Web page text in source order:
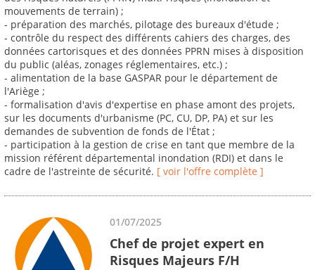
mouvements de terrain) ;
- préparation des marchés, pilotage des bureaux d'étude ;
- contrôle du respect des différents cahiers des charges, des
données cartorisques et des données PPRN mises à disposition
du public (aléas, zonages réglementaires, etc.) ;
- alimentation de la base GASPAR pour le département de
l'Ariège ;
- formalisation d'avis d'expertise en phase amont des projets,
sur les documents d'urbanisme (PC, CU, DP, PA) et sur les
demandes de subvention de fonds de l'État ;
- participation à la gestion de crise en tant que membre de la
mission référent départemental inondation (RDI) et dans le
cadre de l'astreinte de sécurité. [ voir l'offre complète ]
01/07/2025
Chef de projet expert en
Risques Majeurs F/H